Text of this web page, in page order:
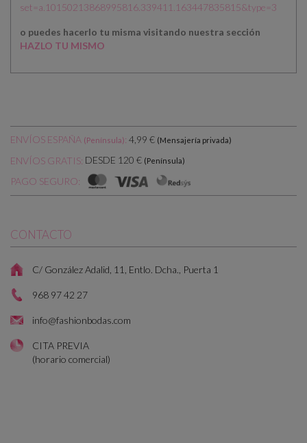
set=a.10150213868995816.339411.163447835815&type=3
o puedes hacerlo tu misma visitando nuestra sección
HAZLO TU MISMO
ENVÍOS ESPAÑA (Península): 4,99 € (Mensajería privada)
ENVÍOS GRATIS: DESDE 120 € (Península)
PAGO SEGURO:
CONTACTO
C/ González Adalid, 11, Entlo. Dcha., Puerta 1
968 97 42 27
info@fashionbodas.com
CITA PREVIA
(horario comercial)